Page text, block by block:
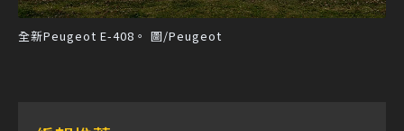
全新Peugeot E-408。 圖/Peugeot